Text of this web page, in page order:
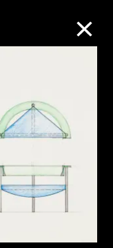
搜索